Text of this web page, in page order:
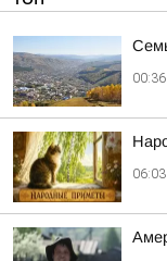
00:36
06:03